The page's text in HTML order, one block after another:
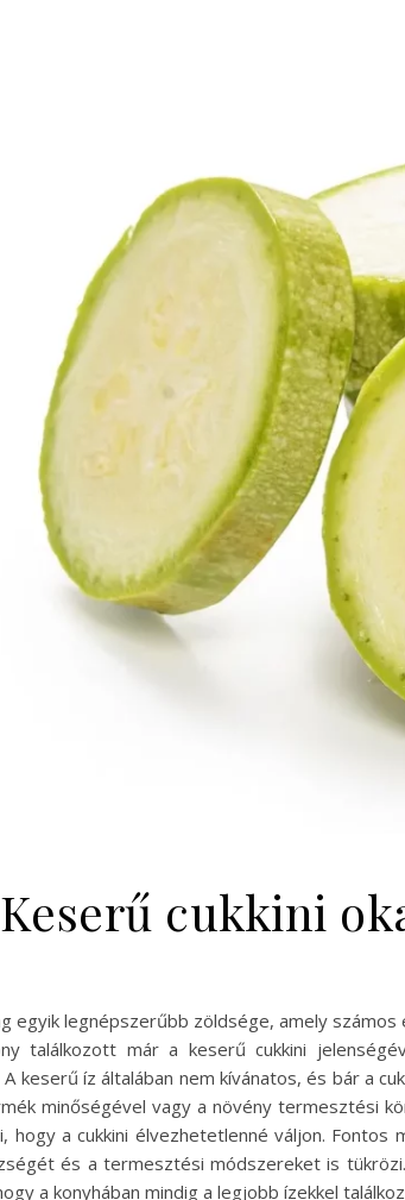
Keserű cukkini
egyik legnépszerűbb zöldsége, amely
találkozott már a keserű cukkini
A keserű íz általában nem kívánatos, és bár a
minőségével vagy a növény termesztési
hogy a cukkini élvezhetetlenné váljon.
és a termesztési módszereket is
a konyhában mindig a legjobb ízekkel